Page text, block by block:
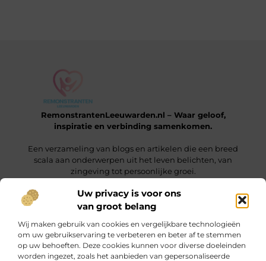
Uw privacy is voor ons
van groot belang
Wij maken gebruik van cookies en vergelijkbare technologieën
om uw gebruikservaring te verbeteren en beter af te stemmen
op uw behoeften. Deze cookies kunnen voor diverse doeleinden
worden ingezet, zoals het aanbieden van gepersonaliseerde
RemonstrantenLeeuwarden.nl – Waar geloof,
inspiratie en verbinding samenkomen.
Een verzameling van blogs en artikelen die een breed
scala aan onderwerpen uit het leven belichten, van
zingeving tot persoonlijke groei.
Onze informatie
Bericht categorie